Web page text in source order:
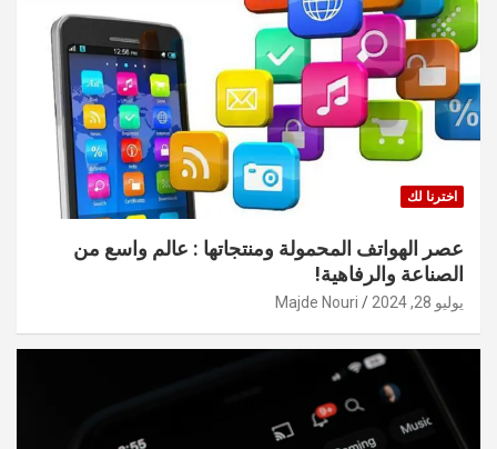
اخترنا لك
عصر الهواتف المحمولة ومنتجاتها : عالم واسع من
الصناعة والرفاهية!
يوليو 28, 2024 Majde Nouri